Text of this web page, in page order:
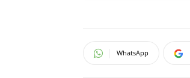
WhatsApp